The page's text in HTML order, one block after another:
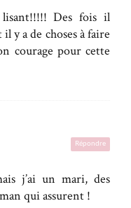
lisant!!!!! Des fois il
y a de choses à faire
courage pour cette
Répondre
j’ai un mari, des
qui assurent !